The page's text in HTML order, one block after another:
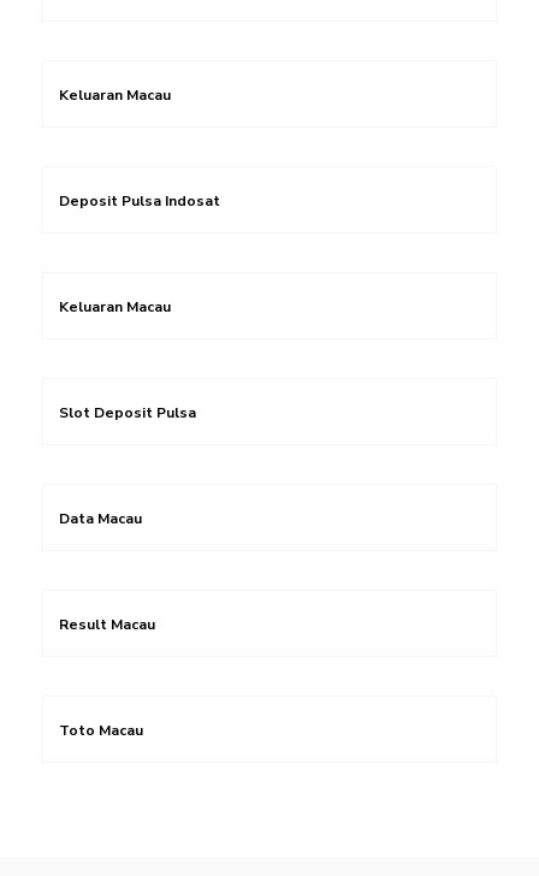
Keluaran Macau
Deposit Pulsa Indosat
Keluaran Macau
Slot Deposit Pulsa
Data Macau
Result Macau
Toto Macau